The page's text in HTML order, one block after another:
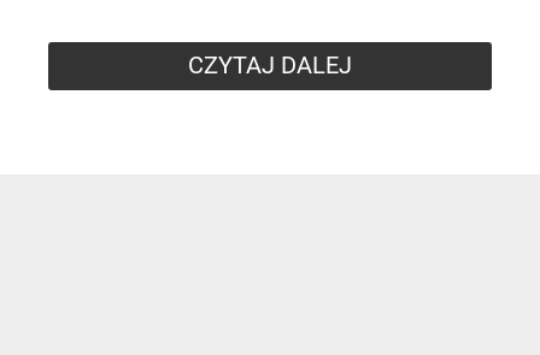
CZYTAJ DALEJ